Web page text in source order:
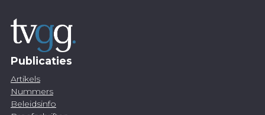
Publicaties
Artikels
Nummers
Beleidsinfo